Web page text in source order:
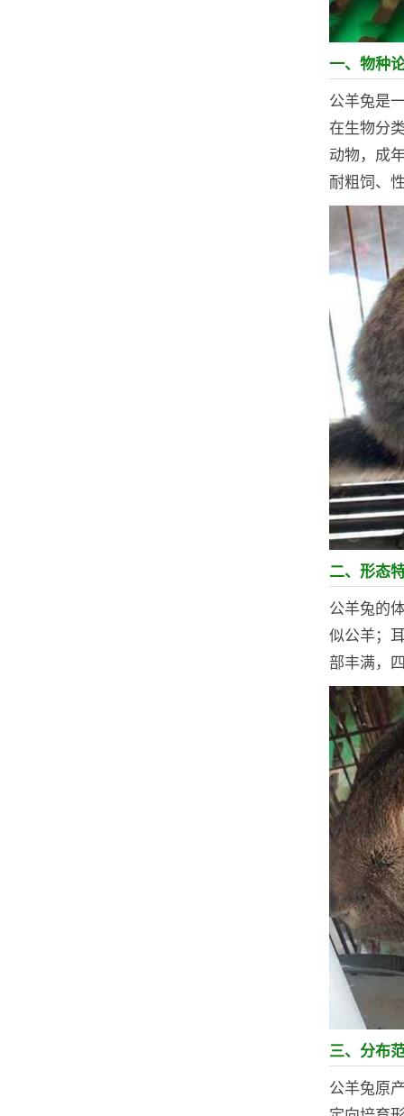
一、物种
公羊兔是
在生物分
动物，成
耐粗饲、
二、形态
公羊兔的
似公羊；
部丰满，
三、分布
公羊兔原